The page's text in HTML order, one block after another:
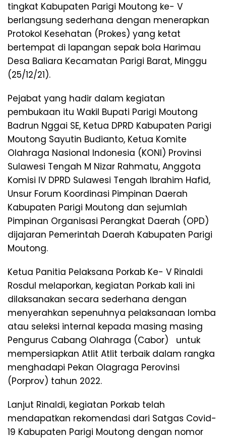
tingkat Kabupaten Parigi Moutong ke- V
berlangsung sederhana dengan menerapkan
Protokol Kesehatan (Prokes) yang ketat
bertempat di lapangan sepak bola Harimau
Desa Baliara Kecamatan Parigi Barat, Minggu
(25/12/21).
Pejabat yang hadir dalam kegiatan
pembukaan itu Wakil Bupati Parigi Moutong
Badrun Nggai SE, Ketua DPRD Kabupaten Parigi
Moutong Sayutin Budianto, Ketua Komite
Olahraga Nasional Indonesia (KONI) Provinsi
Sulawesi Tengah M Nizar Rahmatu, Anggota
Komisi IV DPRD Sulawesi Tengah Ibrahim Hafid,
Unsur Forum Koordinasi Pimpinan Daerah
Kabupaten Parigi Moutong dan sejumlah
Pimpinan Organisasi Perangkat Daerah (OPD)
dijajaran Pemerintah Daerah Kabupaten Parigi
Moutong.
Ketua Panitia Pelaksana Porkab Ke- V Rinaldi
Rosdul melaporkan, kegiatan Porkab kali ini
dilaksanakan secara sederhana dengan
menyerahkan sepenuhnya pelaksanaan lomba
atau seleksi internal kepada masing masing
Pengurus Cabang Olahraga (Cabor) untuk
mempersiapkan Atlit Atlit terbaik dalam rangka
menghadapi Pekan Olagraga Perovinsi
(Porprov) tahun 2022.
Lanjut Rinaldi, kegiatan Porkab telah
mendapatkan rekomendasi dari Satgas Covid-
19 Kabupaten Parigi Moutong dengan nomor